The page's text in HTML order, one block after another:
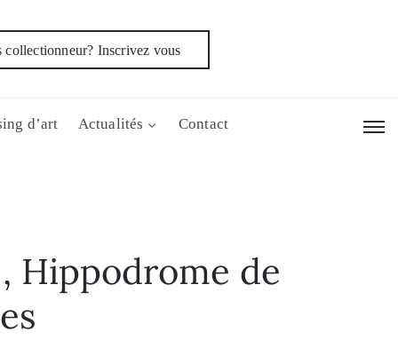
collectionneur? Inscrivez vous
d’art Actualités Contact
, Hippodrome de